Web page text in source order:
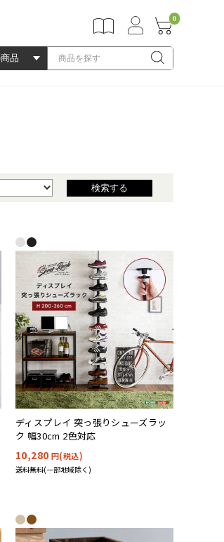
0
ディスプレイ 突っ張りシューズラッ
ク 幅30cm 2色対応
10,280 円(税込)
送料無料(一部地域除く)